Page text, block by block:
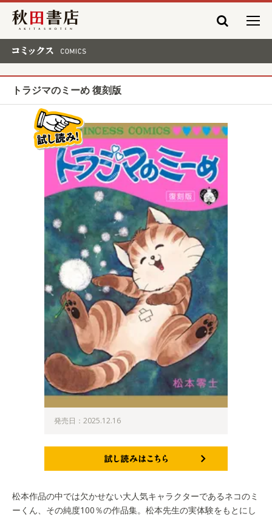
秋田書店
トラジマのミーめ 復刻版
発売日：2025.12.16
松本作品の中では欠かせない大人気キャラクターであるネコのミ
ーくん、その純度100％の作品集。松本先生の実体験をもとにし